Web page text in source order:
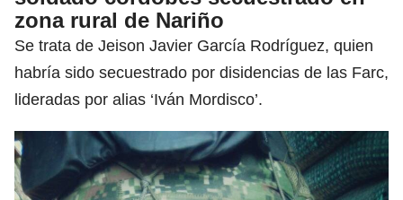
zona rural de Nariño
Se trata de Jeison Javier García Rodríguez, quien
habría sido secuestrado por disidencias de las Farc,
lideradas por alias ‘Iván Mordisco’.